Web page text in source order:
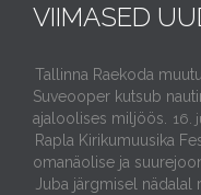
VIIMASED
Tallinna Raekoda
Suveooper kutsub
ajaloolises miljöös.
16.
Rapla Kirikumuusika
omanäolise ja
Juba järgmisel